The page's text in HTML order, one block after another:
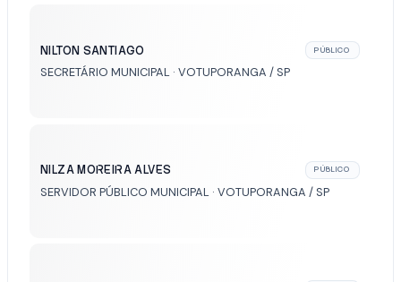
NILTON SANTIAGO PÚBLICO
SECRETÁRIO MUNICIPAL · VOTUPORANGA / SP
NILZA MOREIRA ALVES PÚBLICO
SERVIDOR PÚBLICO MUNICIPAL · VOTUPORANGA / SP